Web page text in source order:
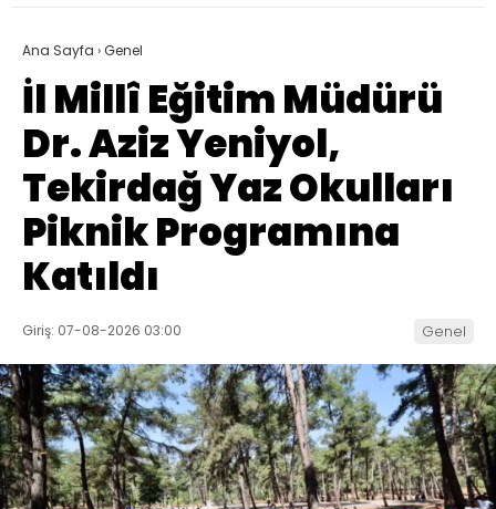
Ana Sayfa ›Genel
İl Millî Eğitim Müdürü
Dr. Aziz Yeniyol,
Tekirdağ Yaz Okulları
Piknik Programına
Katıldı
Giriş: 07-08-2026 03:00 Genel